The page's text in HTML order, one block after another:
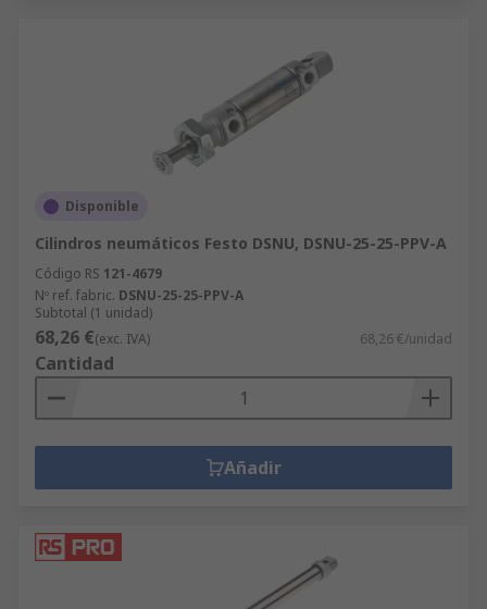
Disponible
Cilindros neumáticos Festo DSNU, DSNU-25-25-PPV-A
Código RS 121-4679
Nº ref. fabric. DSNU-25-25-PPV-A
Subtotal (1 unidad)
68,26 €(exc. IVA) 68,26 €/unidad
Cantidad
Añadir